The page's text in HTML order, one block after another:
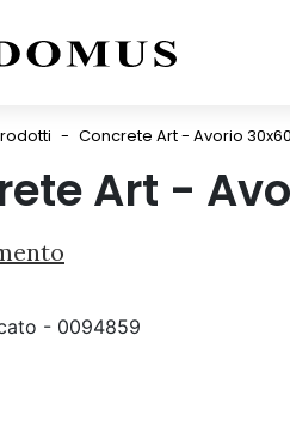
- Concrete Art - Avorio
Art -
- 0094859